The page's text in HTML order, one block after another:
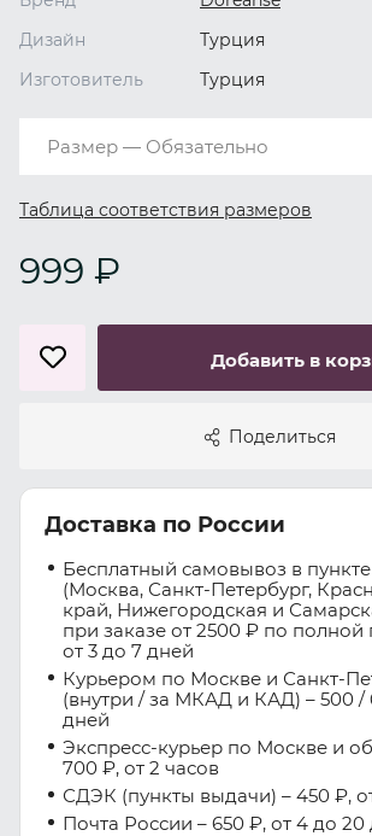
Дизайн
Турция
Изготовитель
Турция
Размер — Обязательно
Таблица соответствия размеров
999 ₽
Добавить в
Поделиться
Доставка по России
Бесплатный самовывоз в
(Москва, Санкт-Петербург,
край, Нижегородская и
при заказе от 2500 ₽ по полной
от 3 до 7 дней
Курьером по Москве и Санкт-
(внутри / за МКАД и КАД) – 500 /
дней
Экспресс-курьер по Москве и
700 ₽, от 2 часов
СДЭК (пункты выдачи) – 450 ₽,
Почта России – 650 ₽, от 4 до 20